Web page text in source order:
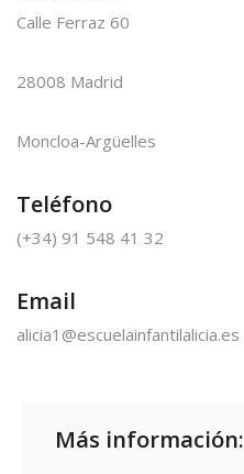
Calle Ferraz 60
28008 Madrid
Moncloa-Argüelles
Teléfono
(+34) 91 548 41 32
Email
alicia1@escuelainfantilalicia.es
Más información: